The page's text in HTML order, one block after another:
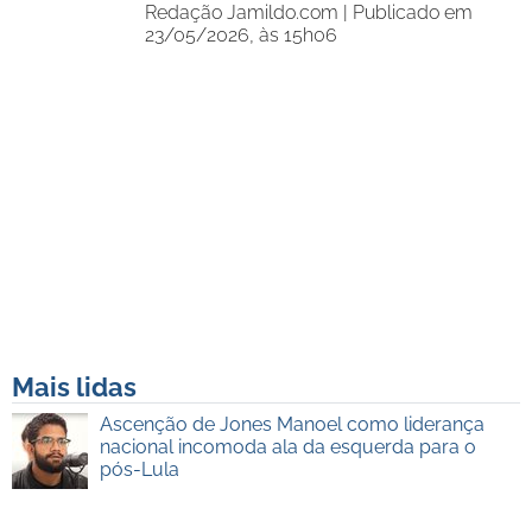
Redação Jamildo.com | Publicado em
23/05/2026, às 15h06
Mais lidas
Ascenção de Jones Manoel como liderança
nacional incomoda ala da esquerda para o
pós-Lula